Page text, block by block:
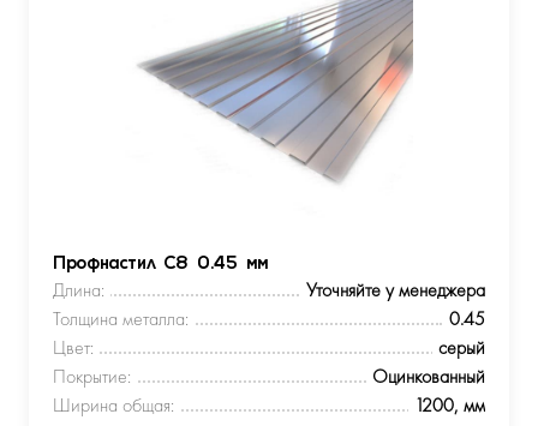
Профнастил С8 0.45 мм
Длина:
Уточняйте у менеджера
Толщина металла:
0.45
Цвет:
серый
Покрытие:
Оцинкованный
Ширина общая:
1200, мм